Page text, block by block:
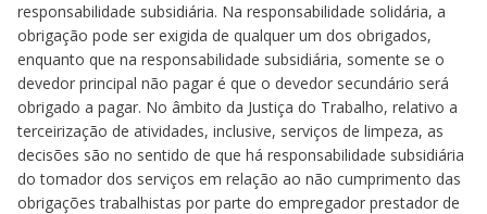
responsabilidade subsidiária. Na responsabilidade solidária, a
obrigação pode ser exigida de qualquer um dos obrigados,
enquanto que na responsabilidade subsidiária, somente se o
devedor principal não pagar é que o devedor secundário será
obrigado a pagar. No âmbito da Justiça do Trabalho, relativo a
terceirização de atividades, inclusive, serviços de limpeza, as
decisões são no sentido de que há responsabilidade subsidiária
do tomador dos serviços em relação ao não cumprimento das
obrigações trabalhistas por parte do empregador prestador de